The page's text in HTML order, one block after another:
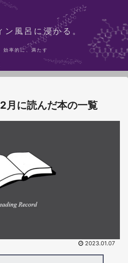
ン風呂に浸かる。
効率的に、満たす
月に読んだ本の一覧
2023.01.07